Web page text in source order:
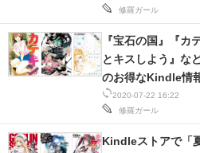
修羅ガール
2020-07-22 16:22
修羅ガール
『宝石の国』『カ
とキスしよう』な
のお得なKindle情
Kindleストアで「